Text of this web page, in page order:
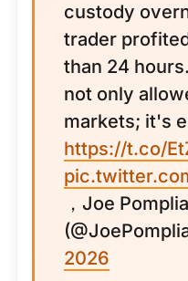
custody
trader
than 24
not only
markets; it's
https://t.co/
，Joe
2026